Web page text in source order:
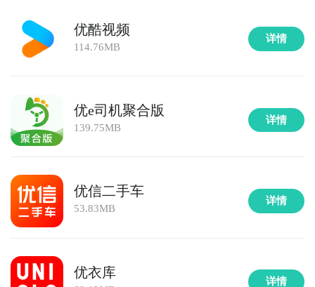
优酷视频
114.76MB
详情
优e司机聚合版
139.75MB
详情
优信二手车
53.83MB
详情
优衣库
详情